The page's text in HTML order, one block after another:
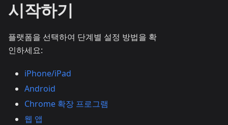
시작하기
플랫폼을 선택하여 단계별 설정 방법을 확
인하세요:
iPhone/iPad
Android
Chrome 확장 프로그램
웹 앱